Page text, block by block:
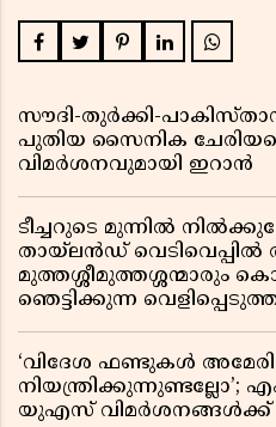
സൗദി-തുർക്കി-
പുതിയ സൈനിക
വിമർശനവുമായി ഇറാൻ
ടീച്ചറുടെ മുന്നിൽ
തായ്‌ലൻഡ്
മുത്തശ്ശീമുത്തശ്ശന്മാരും
ഞെട്ടിക്കുന്ന
‘വിദേശ ഫണ്ടുകൾ
യുഎസ് വിമർശനങ്ങൾക്ക്